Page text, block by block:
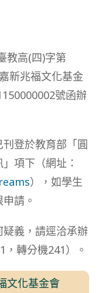
教高(四)字第
新兆福文化基金
號函辦
登於教育部「圓
項下（網址：
），如學生
請。
義，請逕洽承辦
轉分機241）。
文化基金會